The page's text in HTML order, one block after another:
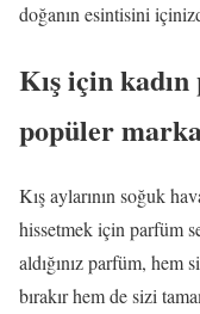
doğanın esintisini
Kış için
popüler
Kış aylarının soğuk
hissetmek için parfüm
aldığınız parfüm, hem
bırakır hem de sizi